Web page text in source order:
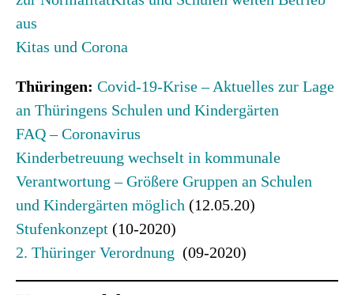
aus
Kitas und Corona
Thüringen: Covid-19-Krise – Aktuelles zur Lage
an Thüringens Schulen und Kindergärten
FAQ – Coronavirus
Kinderbetreuung wechselt in kommunale
Verantwortung – Größere Gruppen an Schulen
und Kindergärten möglich (12.05.20)
Stufenkonzept (10-2020)
2. Thüringer Verordnung (09-2020)